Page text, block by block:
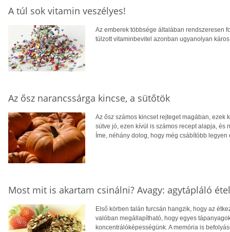
A túl sok vitamin veszélyes!
Az emberek többsége általában rendszeresen
túlzott vitaminbevitel azonban ugyanolyan
Az ősz narancssárga kincse, a sütőtök
Az ősz számos kincset rejteget magában, ezek
sütve jó, ezen kívül is számos recept alapja, és
Íme, néhány dolog, hogy még csábítóbb legyen
Most mit is akartam csinálni? Avagy: agytápláló
Első körben talán furcsán hangzik, hogy az
valóban megállapítható, hogy egyes
koncentrálóképességünk. A memória is